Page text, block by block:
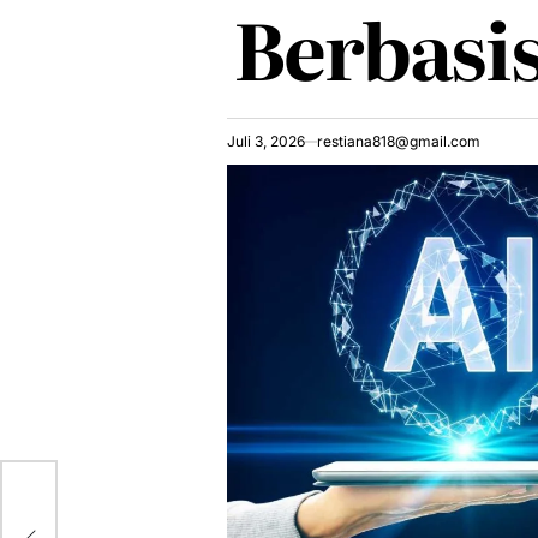
Juli 3, 2026 restiana818@gmail.com